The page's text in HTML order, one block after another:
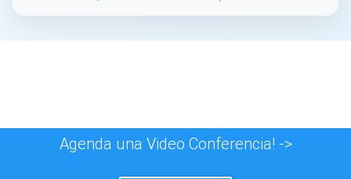
Agenda una Video Conferencia! ->